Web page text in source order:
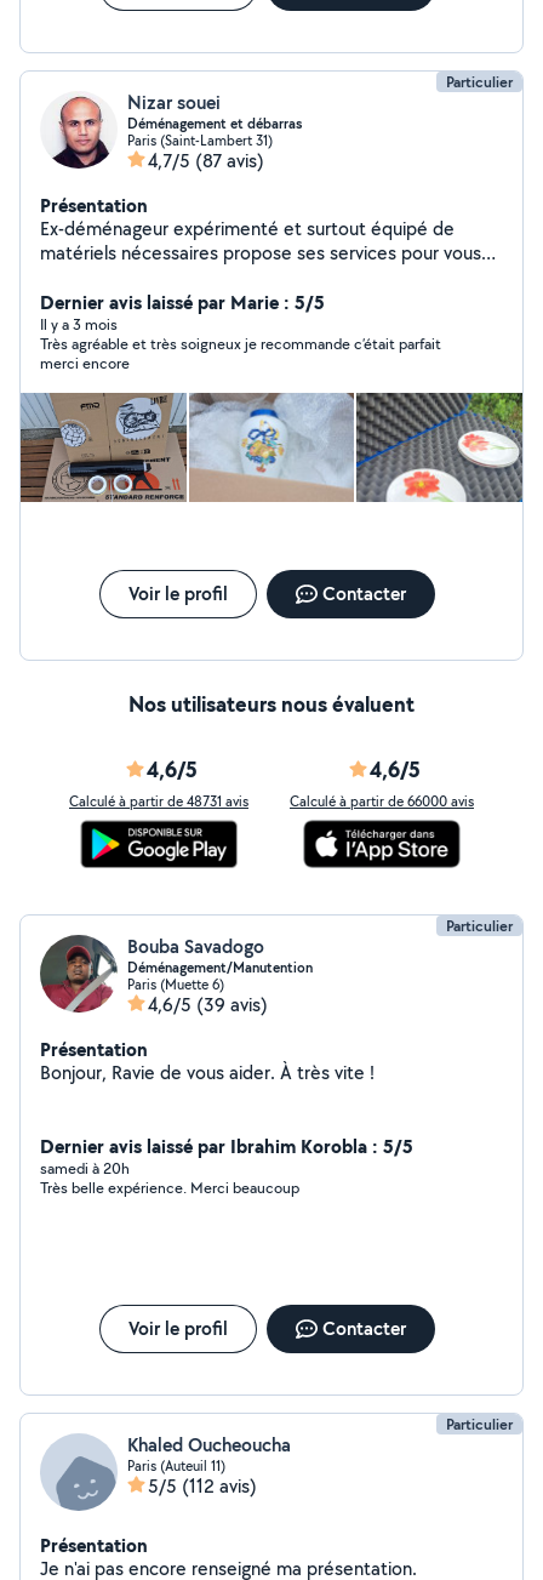
Particulier
Nizar souei
Déménagement et débarras
Paris (Saint-Lambert 31)
4,7/5 (87 avis)
Présentation
Ex-déménageur expérimenté et surtout équipé de
matériels nécessaires propose ses services pour vous
emballage débarras des encombrants ouvert à toute
proposition ....!
Dernier avis laissé par Marie : 5/5
Il y a 3 mois
Très agréable et très soigneux je recommande c’était parfait
merci encore
Voir le profil Contacter
Nos utilisateurs nous évaluent
4,6/5
Calculé à partir de 48731 avis
4,6/5
Calculé à partir de 66000 avis
Particulier
Bouba Savadogo
Déménagement/Manutention
Paris (Muette 6)
4,6/5 (39 avis)
Présentation
Bonjour, Ravie de vous aider. À très vite !
Dernier avis laissé par Ibrahim Korobla : 5/5
samedi à 20h
Très belle expérience. Merci beaucoup
Voir le profil Contacter
Particulier
Khaled Oucheoucha
Paris (Auteuil 11)
5/5 (112 avis)
Présentation
Je n'ai pas encore renseigné ma présentation.